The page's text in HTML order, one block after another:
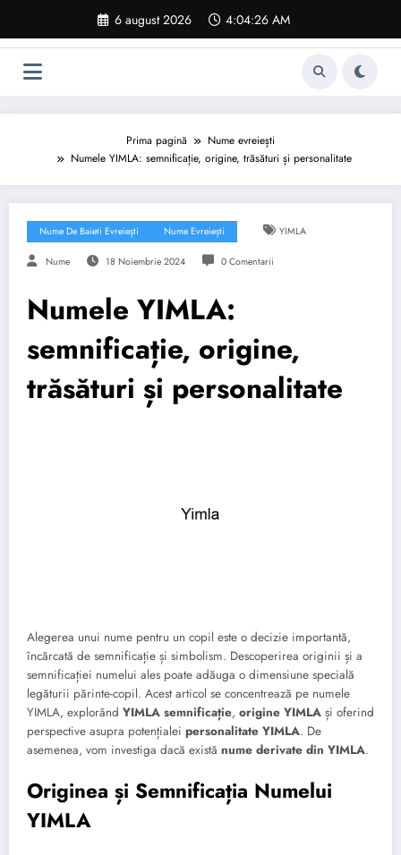
conținut
6 august 2026 4:04:27 AM
Prima pagină
Nume evreiești
Numele YIMLA: semnificație, origine, trăsături și personalitate
Nume De Baieti Evreiești Nume Evreiești YIMLA
Nume 18 Noiembrie 2024 0 Comentarii
Numele YIMLA:
semnificație, origine,
trăsături și personalitate
Alegerea unui nume pentru un copil este o decizie importantă,
încărcată de semnificație și simbolism. Descoperirea originii și a
semnificației numelui ales poate adăuga o dimensiune specială
legăturii părinte-copil. Acest articol se concentrează pe numele
YIMLA, explorând YIMLA semnificație, origine YIMLA și oferind
perspective asupra potențialei personalitate YIMLA. De
asemenea, vom investiga dacă există nume derivate din YIMLA.
Originea și Semnificația Numelui
YIMLA